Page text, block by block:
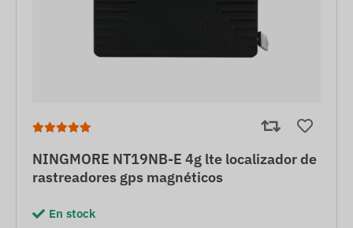
NINGMORE NT19NB-E 4g lte localizador de
rastreadores gps magnéticos
En stock